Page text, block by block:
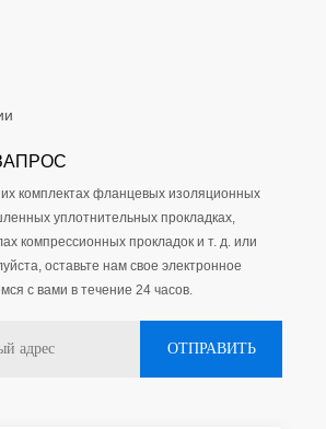
комплектах фланцевых изоляционных
уплотнительных прокладках,
компрессионных прокладок и т. д. или
оставьте нам свое электронное
с вами в течение 24 часов.